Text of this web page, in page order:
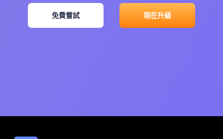
免費嘗試 現在升級